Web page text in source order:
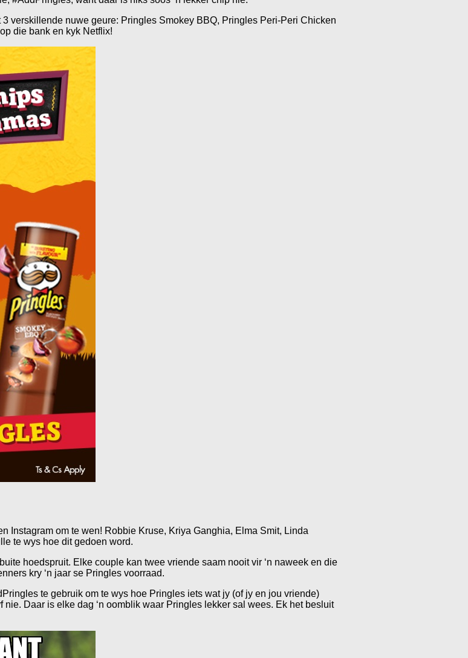
verskillende nuwe geure: Pringles Smokey BBQ, Pringles Peri-Peri Chicken
die bank en kyk Netflix!
Instagram om te wen! Robbie Kruse, Kriya Ganghia, Elma Smit, Linda
te wys hoe dit gedoen word.
hoedspruit. Elke couple kan twee vriende saam nooit vir ‘n naweek en die
kry ‘n jaar se Pringles voorraad.
te gebruik om te wys hoe Pringles iets wat jy (of jy en jou vriende)
Daar is elke dag ‘n oomblik waar Pringles lekker sal wees. Ek het besluit